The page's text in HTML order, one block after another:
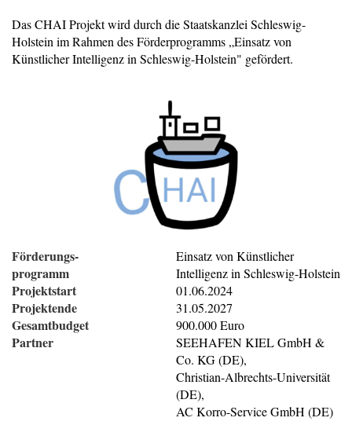
Das CHAI Projekt wird durch die Staatskanzlei Schleswig-
Holstein im Rahmen des Förderprogramms „Einsatz von
Künstlicher Intelligenz in Schleswig-Holstein" gefördert.
Förderungs-
programm
Einsatz von Künstlicher
Intelligenz in Schleswig-Holstein
Projektstart 01.06.2024
Projektende 31.05.2027
Gesamtbudget 900.000 Euro
Partner
SEEHAFEN KIEL GmbH &
Co. KG (DE),
Christian-Albrechts-Universität
(DE),
AC Korro-Service GmbH (DE)